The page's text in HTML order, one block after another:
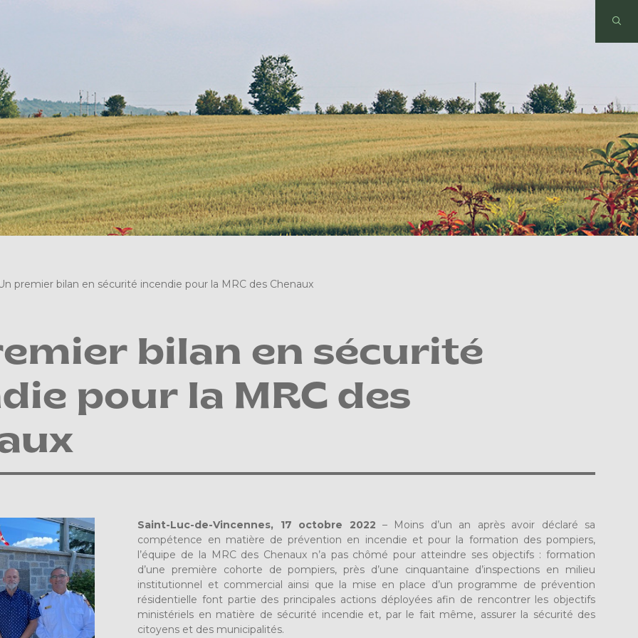
premier bilan en sécurité incendie pour la MRC des Chenaux
bilan en sécurité
pour la MRC des
Saint-Luc-de-Vincennes, 17 octobre 2022 – Moins d’un an après avoir déclaré sa
compétence en matière de prévention en incendie et pour la formation des pompiers,
l’équipe de la MRC des Chenaux n’a pas chômé pour atteindre ses objectifs : formation
d’une première cohorte de pompiers, près d’une cinquantaine d’inspections en milieu
institutionnel et commercial ainsi que la mise en place d’un programme de prévention
résidentielle font partie des principales actions déployées afin de rencontrer les objectifs
ministériels en matière de sécurité incendie et, par le fait même, assurer la sécurité des
citoyens et des municipalités.